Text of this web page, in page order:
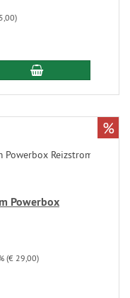
Powerbox
(€ 29,00)
%